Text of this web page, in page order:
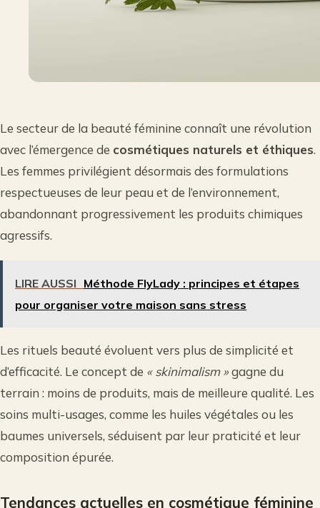
Le secteur de la beauté féminine connaît une révolution
avec l’émergence de cosmétiques naturels et éthiques.
Les femmes privilégient désormais des formulations
respectueuses de leur peau et de l’environnement,
abandonnant progressivement les produits chimiques
agressifs.
LIRE AUSSI Méthode FlyLady : principes et étapes
pour organiser votre maison sans stress
Les rituels beauté évoluent vers plus de simplicité et
d’efficacité. Le concept de « skinimalism »gagne du
terrain : moins de produits, mais de meilleure qualité. Les
soins multi-usages, comme les huiles végétales ou les
baumes universels, séduisent par leur praticité et leur
composition épurée.
Tendances actuelles en cosmétique féminine